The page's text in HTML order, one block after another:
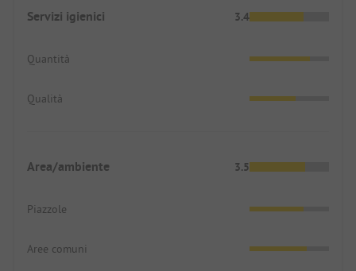
Servizi igienici 3.4
Quantità
Qualità
Area/ambiente 3.5
Piazzole
Aree comuni